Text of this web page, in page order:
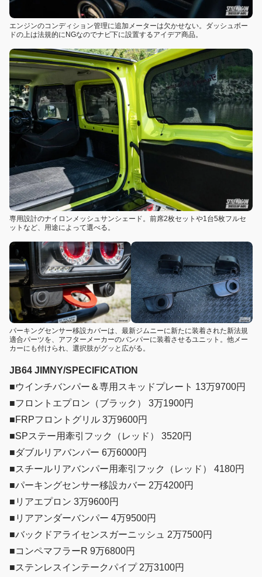
エンジンのコンディション管理に追加メーターは欠かせない。ダッシュボー
ドの上は法規的にNGなのでナビ下に設置するアイデア商品。
専用設計のナイロンメッシュサンシェード。前席2枚セットや1台5枚フルセ
ットなど、用途によって選べる。
パーキングセンサー移設カバーは、最新ジムニーに新たに装着された新法規
適合パーツを、アフターメーカーのバンパーに装着させるユニット。他メー
カーにも付けられ、選択肢がグッと広がる。
JB64 JIMNY/SPECIFICATION
■ウインチバンパー＆専用スキッドプレート 13万9700円
■フロントエプロン（ブラック） 3万1900円
■FRPフロントグリル 3万9600円
■SPステー用牽引フック（レッド） 3520円
■ダブルリアバンパー 6万6000円
■スチールリアバンパー用牽引フック（レッド） 4180円
■パーキングセンサー移設カバー 2万4200円
■リアエプロン 3万9600円
■リアアンダーバンパー 4万9500円
■バックドアライセンスガーニッシュ 2万7500円
■コンペマフラーR 9万6800円
■ステンレスインテークパイプ 2万3100円